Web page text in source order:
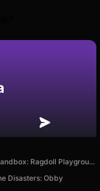
Sprunki Sandbox: Ragdoll Playground Mode
Disasters: Obby